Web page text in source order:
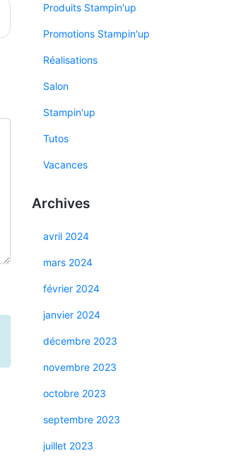
Produits Stampin'up
Promotions Stampin'up
Réalisations
Salon
Stampin'up
Tutos
Vacances
Archives
avril 2024
mars 2024
février 2024
janvier 2024
décembre 2023
novembre 2023
octobre 2023
septembre 2023
juillet 2023